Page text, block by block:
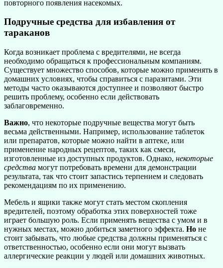
повторного появления насекомых.
Подручные средства для избавления от
тараканов
Когда возникает проблема с вредителями, не всегда
необходимо обращаться к профессиональным компаниям.
Существует множество способов, которые можно применять в
домашних условиях, чтобы справиться с паразитами. Эти
методы часто оказываются доступнее и позволяют быстро
решить проблему, особенно если действовать
заблаговременно.
Важно, что некоторые подручные вещества могут быть
весьма действенными. Например, использование таблеток
или препаратов, которые можно найти в аптеке, или
применение народных рецептов, таких как смеси,
изготовленные из доступных продуктов. Однако, некоторые
средства могут потребовать времени для демонстрации
результата, так что стоит запастись терпением и следовать
рекомендациям по их применению.
Мебель и ящики также могут стать местом скопления
вредителей, поэтому обработка этих поверхностей тоже
играет большую роль. Если применять вещества с умом и в
нужных местах, можно добиться заметного эффекта. Но не
стоит забывать, что любые средства должны применяться с
ответственностью, особенно если они могут вызвать
аллергические реакции у людей или домашних животных.